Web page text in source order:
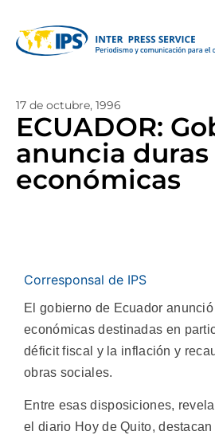
17 de octubre, 1996
ECUADOR:
anuncia
económicas
Corresponsal de IPS
El gobierno de Ecuador
económicas destinadas en
déficit fiscal y la inflación y
obras sociales.
Entre esas disposiciones,
el diario Hoy de Quito,